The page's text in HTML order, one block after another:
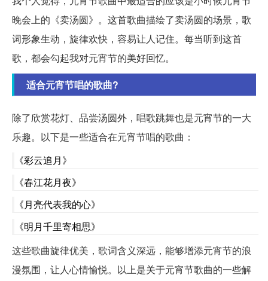
晚会上的《卖汤圆》。这首歌曲描绘了卖汤圆的场景，歌
词形象生动，旋律欢快，容易让人记住。每当听到这首
歌，都会勾起我对元宵节的美好回忆。
适合元宵节唱的歌曲?
除了欣赏花灯、品尝汤圆外，唱歌跳舞也是元宵节的一大
乐趣。以下是一些适合在元宵节唱的歌曲：
《彩云追月》
《春江花月夜》
《月亮代表我的心》
《明月千里寄相思》
这些歌曲旋律优美，歌词含义深远，能够增添元宵节的浪
漫氛围，让人心情愉悦。以上是关于元宵节歌曲的一些解